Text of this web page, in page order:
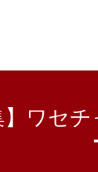
】ワセ